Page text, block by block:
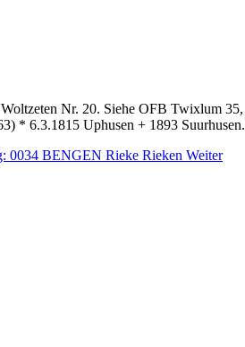
Nr. 20. Siehe OFB Twixlum
* 6.3.1815 Uphusen + 1893 Suurhusen.
0034 BENGEN Rieke Rieken Weiter